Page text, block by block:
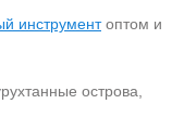
инструментоптом и
острова,